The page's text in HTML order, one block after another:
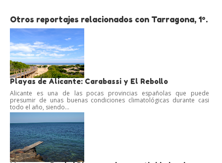
Otros reportajes relacionados con Tarragona, 1º.
Playas de Alicante: Carabassi y El Rebollo
Alicante es una de las pocas provincias españolas que puede
presumir de unas buenas condiciones climatológicas durante casi
todo el año, siendo...